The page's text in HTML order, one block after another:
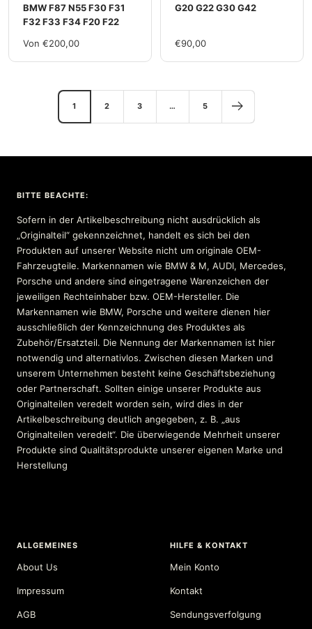
BMW F87 N55 F30 F31
F32 F33 F34 F20 F22
Im
Von €200,00
G20 G22 G30 G42
Im
€90,00
1 2 3 … 5
BITTE BEACHTE:
Sofern in der Artikelbeschreibung nicht ausdrücklich als
„Originalteil“ gekennzeichnet, handelt es sich bei den
Produkten auf unserer Website nicht um originale OEM-
Fahrzeugteile. Markennamen wie BMW & M, AUDI, Mercedes,
Porsche und andere sind eingetragene Warenzeichen der
jeweiligen Rechteinhaber bzw. OEM-Hersteller. Die
Markennamen wie BMW, Porsche und weitere dienen hier
ausschließlich der Kennzeichnung des Produktes als
Zubehör/Ersatzteil. Die Nennung der Markennamen ist hier
notwendig und alternativlos. Zwischen diesen Marken und
unserem Unternehmen besteht keine Geschäftsbeziehung
oder Partnerschaft. Sollten einige unserer Produkte aus
Originalteilen veredelt worden sein, wird dies in der
Artikelbeschreibung deutlich angegeben, z. B. „aus
Originalteilen veredelt“. Die überwiegende Mehrheit unserer
Produkte sind Qualitätsprodukte unserer eigenen Marke und
Herstellung
ALLGEMEINES
About Us
Impressum
AGB
HILFE & KONTAKT
Mein Konto
Kontakt
Sendungsverfolgung